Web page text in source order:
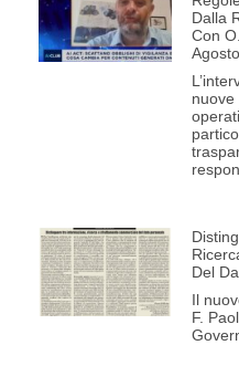
Dalla
Con
nuove
Del
Il
F.